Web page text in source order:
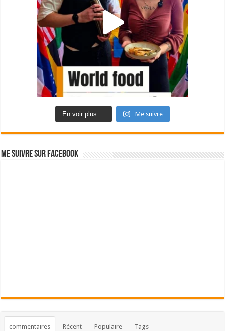
En voir plus ... Me suivre
Me suivre sur Facebook
commentaires Récent Populaire Tags